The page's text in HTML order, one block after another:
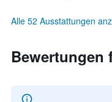
Alle 52 Ausstattungen
Bewertungen